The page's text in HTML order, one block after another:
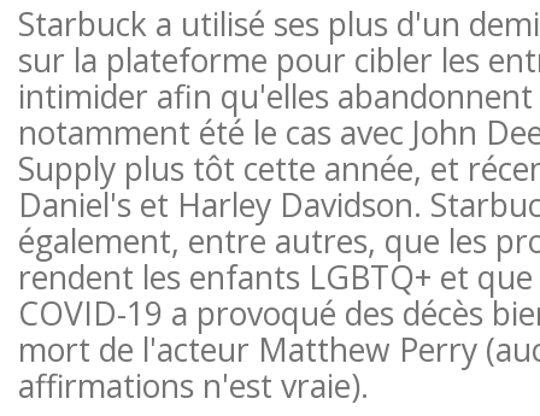
Starbuck a utilisé ses plus d'un
sur la plateforme pour cibler les
intimider afin qu'elles abandonnent
notamment été le cas avec John
Supply plus tôt cette année, et
Daniel's et Harley Davidson.
également, entre autres, que les
rendent les enfants LGBTQ+ et
COVID-19 a provoqué des décès
mort de l'acteur Matthew Perry
affirmations n'est vraie).